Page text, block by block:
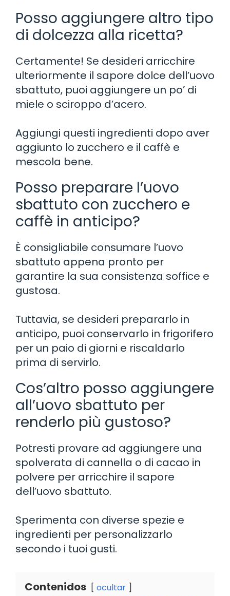
Posso aggiungere altro tipo
di dolcezza alla ricetta?
Certamente! Se desideri arricchire
ulteriormente il sapore dolce dell’uovo
sbattuto, puoi aggiungere un po’ di
miele o sciroppo d’acero.
Aggiungi questi ingredienti dopo aver
aggiunto lo zucchero e il caffè e
mescola bene.
Posso preparare l’uovo
sbattuto con zucchero e
caffè in anticipo?
È consigliabile consumare l’uovo
sbattuto appena pronto per
garantire la sua consistenza soffice e
gustosa.
Tuttavia, se desideri prepararlo in
anticipo, puoi conservarlo in frigorifero
per un paio di giorni e riscaldarlo
prima di servirlo.
Cos’altro posso aggiungere
all’uovo sbattuto per
renderlo più gustoso?
Potresti provare ad aggiungere una
spolverata di cannella o di cacao in
polvere per arricchire il sapore
dell’uovo sbattuto.
Sperimenta con diverse spezie e
ingredienti per personalizzarlo
secondo i tuoi gusti.
Contenidos ocultar